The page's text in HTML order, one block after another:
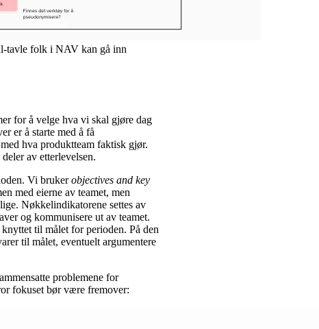
tavle folk i NAV kan gå inn
for å velge hva vi skal gjøre dag
er å starte med å få
hva produktteam faktisk gjør.
av etterlevelsen.
Vi brukerobjectives and key
med eierne av teamet, men
Nøkkelindikatorene settes av
og kommunisere ut av teamet.
til målet for perioden. På den
til målet, eventuelt argumentere
problemene for
fokuset bør være fremover: